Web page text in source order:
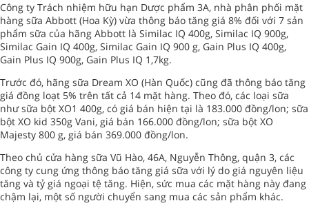
Công ty Trách nhiệm hữu hạn Dược phẩm 3A, nhà phân phối mặt
hàng sữa Abbott (Hoa Kỳ) vừa thông báo tăng giá 8% đối với 7 sản
phẩm sữa của hãng Abbott là Similac IQ 400g, Similac IQ 900g,
Similac Gain IQ 400g, Similac Gain IQ 900 g, Gain Plus IQ 400g,
Gain Plus IQ 900g, Gain Plus IQ 1,7kg.
Trước đó, hãng sữa Dream XO (Hàn Quốc) cũng đã thông báo tăng
giá đồng loạt 5% trên tất cả 14 mặt hàng. Theo đó, các loại sữa
như sữa bột XO1 400g, có giá bán hiện tại là 183.000 đồng/lon; sữa
bột XO kid 350g Vani, giá bán 166.000 đồng/lon; sữa bột XO
Majesty 800 g, giá bán 369.000 đồng/lon.
Theo chủ cửa hàng sữa Vũ Hào, 46A, Nguyễn Thông, quận 3, các
công ty cung ứng thông báo tăng giá sữa với lý do giá nguyên liệu
tăng và tỷ giá ngoại tệ tăng. Hiện, sức mua các mặt hàng này đang
chậm lại, một số người chuyển sang mua các sản phẩm khác.